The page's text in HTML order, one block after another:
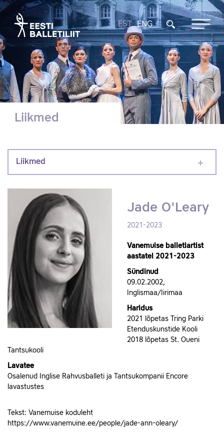
EST ENG
Liikmed
Liikmed
Jade O'Leary
2021-2023
Vanemuise balletiartist
aastatel 2021-2023
Sündinud
09.02.2002,
Inglismaa/Iirimaa
Haridus
2021 lõpetas Tring Parki
Etenduskunstide Kooli
2018 lõpetas St. Oueni
Tantsukooli
Lavatee
Osalenud Inglise Rahvusballeti ja Tantsukompanii Encore
lavastustes
Tekst: Vanemuise koduleht
https://www.vanemuine.ee/people/jade-ann-oleary/